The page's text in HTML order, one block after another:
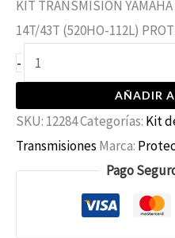
KIT TRANSMISION YAMAHA
14T/43T (520HO-112L)
-
AÑADIR
SKU: 12284Categorías: Kit
Transmisiones Marca:
Pago